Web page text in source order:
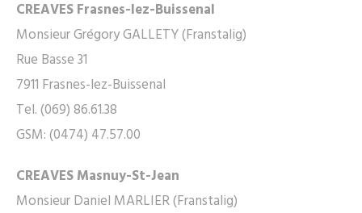
CREAVES Frasnes-lez-Buissenal
Monsieur Grégory GALLETY (Franstalig)
Rue Basse 31
7911 Frasnes-lez-Buissenal
Tel. (069) 86.61.38
GSM: (0474) 47.57.00
CREAVES Masnuy-St-Jean
Monsieur Daniel MARLIER (Franstalig)